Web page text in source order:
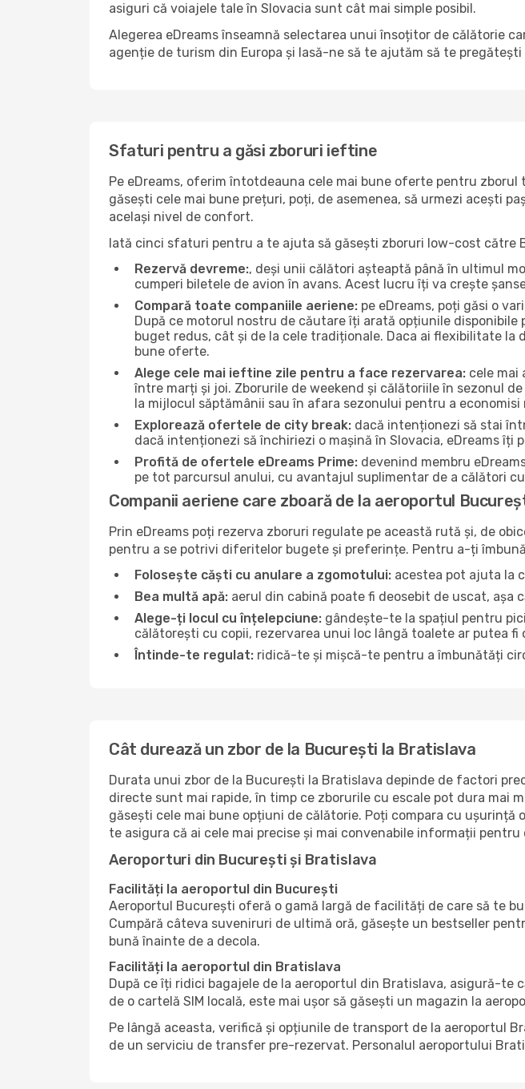
asiguri că voiajele tale în Slovacia sunt cât mai simple posibil.
Alegerea eDreams înseamnă selectarea unui însoțitor de călătorie
agenție de turism din Europa și lasă-ne să te ajutăm să te
Sfaturi pentru a găsi zboruri ieftine
Pe eDreams, oferim întotdeauna cele mai bune oferte pentru
găsești cele mai bune prețuri, poți, de asemenea, să urmezi acești
același nivel de confort.
Iată cinci sfaturi pentru a te ajuta să găsești zboruri low-cost către
Rezervă devreme:, deși unii călători așteaptă până în ultimul
cumperi biletele de avion în avans. Acest lucru îți va crește
Compară toate companiile aeriene: pe eDreams, poți găsi o
După ce motorul nostru de căutare îți arată opțiunile
buget redus, cât și de la cele tradiționale. Daca ai flexibilitate la
bune oferte.
Alege cele mai ieftine zile pentru a face rezervarea: cele mai
între marți și joi. Zborurile de weekend și călătoriile în sezonul
la mijlocul săptămânii sau în afara sezonului pentru a economisi
Explorează ofertele de city break: dacă intenționezi să stai
dacă intenționezi să închiriezi o mașină în Slovacia, eDreams
Profită de ofertele eDreams Prime: devenind membru
pe tot parcursul anului, cu avantajul suplimentar de a călători
Companii aeriene care zboară de la aeroportul
Prin eDreams poți rezerva zboruri regulate pe această rută și, de
pentru a se potrivi diferitelor bugete și preferințe. Pentru a-ți
Folosește căști cu anulare a zgomotului: acestea pot ajuta la
Bea multă apă: aerul din cabină poate fi deosebit de uscat,
Alege-ți locul cu înțelepciune: gândește-te la spațiul pentru
călătorești cu copii, rezervarea unui loc lângă toalete ar putea fi
Întinde-te regulat: ridică-te și mișcă-te pentru a îmbunătăți
Cât durează un zbor de la București la Bratislava
Durata unui zbor de la București la Bratislava depinde de factori
directe sunt mai rapide, în timp ce zborurile cu escale pot dura
găsești cele mai bune opțiuni de călătorie. Poți compara cu
te asigura că ai cele mai precise și mai convenabile informații pentru
Aeroporturi din București și Bratislava
Facilități la aeroportul din București
Aeroportul București oferă o gamă largă de facilități de care să te
Cumpără câteva suveniruri de ultimă oră, găsește un bestseller
bună înainte de a decola.
Facilități la aeroportul din Bratislava
După ce îți ridici bagajele de la aeroportul din Bratislava, asigură-te
de o cartelă SIM locală, este mai ușor să găsești un magazin la
Pe lângă aceasta, verifică și opțiunile de transport de la aeroportul
de un serviciu de transfer pre-rezervat. Personalul aeroportului